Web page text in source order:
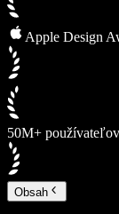
Apple Design
50M+ používateľov
Obsah